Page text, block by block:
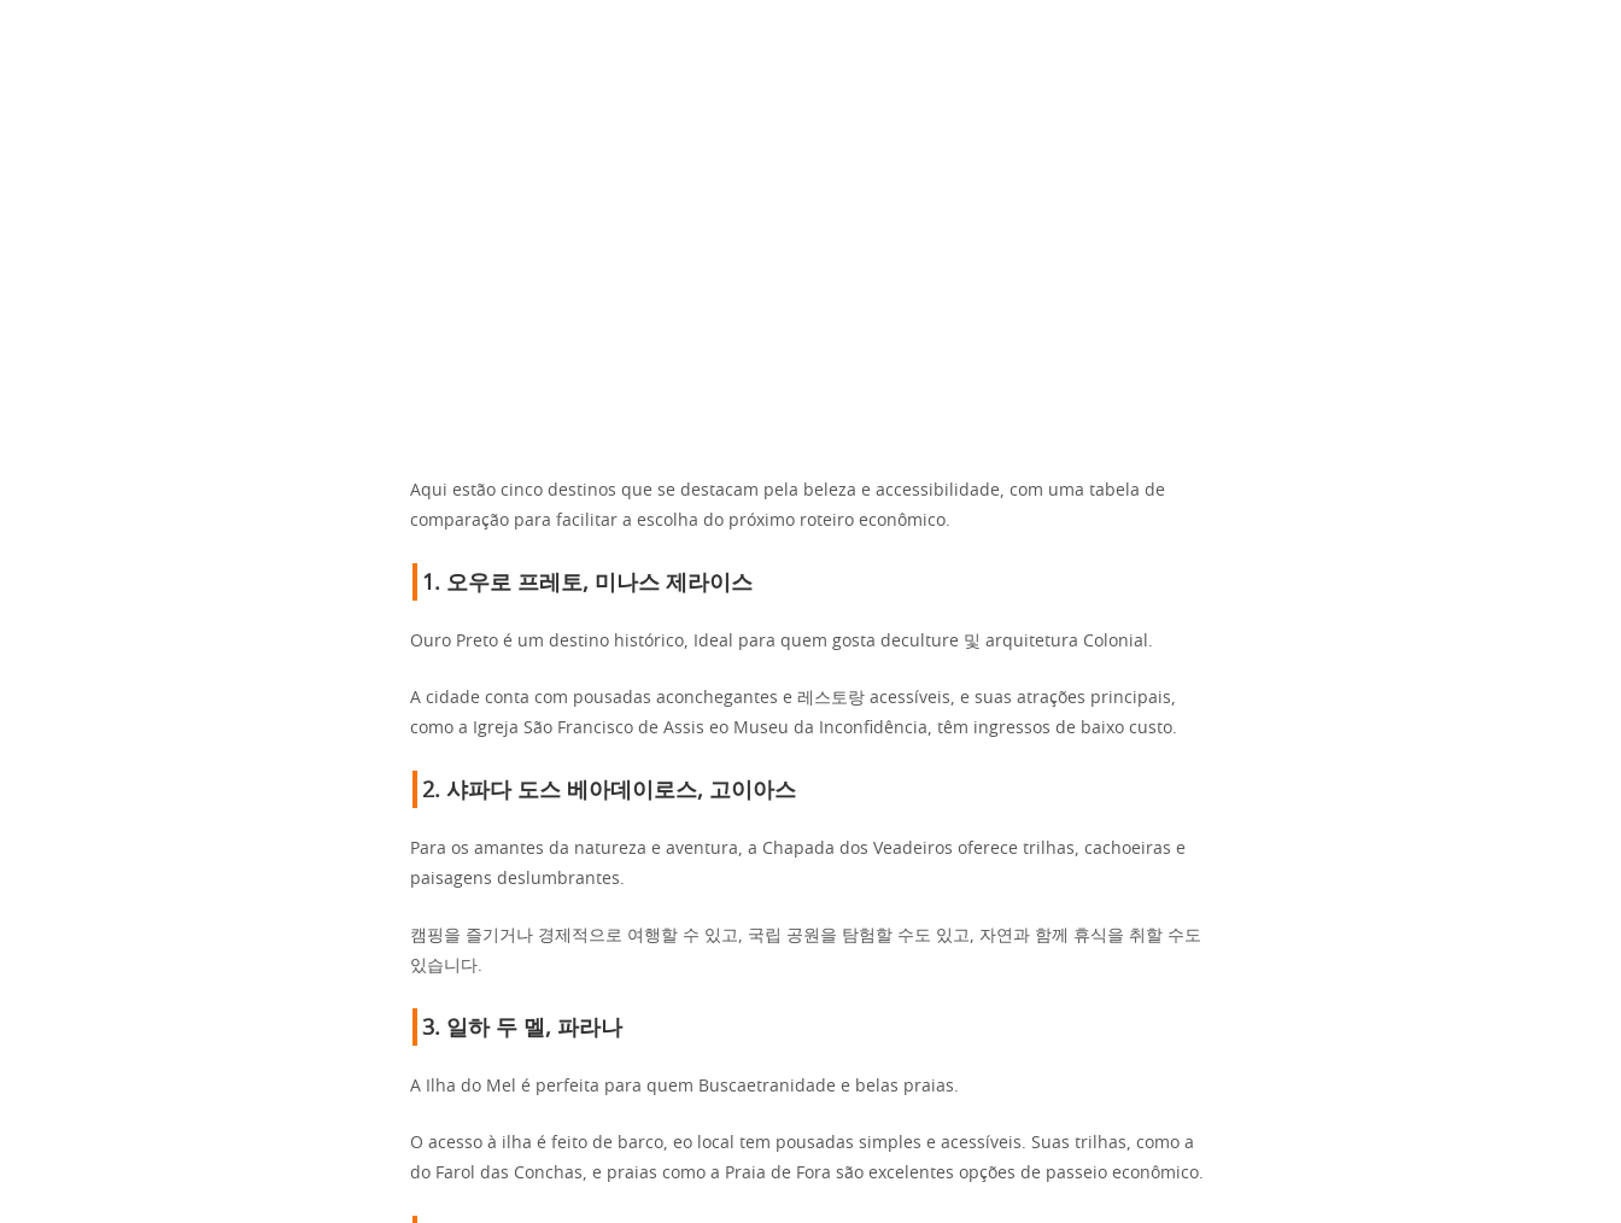
Aqui estão cinco destinos que se destacam pela beleza e accessibilidade, com uma tabela de
comparação para facilitar a escolha do próximo roteiro econômico.
1. 오우로 프레토, 미나스 제라이스
Ouro Preto é um destino histórico, Ideal para quem gosta deculture 및 arquitetura Colonial.
A cidade conta com pousadas aconchegantes e 레스토랑 acessíveis, e suas atrações principais,
como a Igreja São Francisco de Assis eo Museu da Inconfidência, têm ingressos de baixo custo.
2. 샤파다 도스 베아데이로스, 고이아스
Para os amantes da natureza e aventura, a Chapada dos Veadeiros oferece trilhas, cachoeiras e
paisagens deslumbrantes.
캠핑을 즐기거나 경제적으로 여행할 수 있고, 국립 공원을 탐험할 수도 있고, 자연과 함께 휴식을 취할 수도
있습니다.
3. 일하 두 멜, 파라나
A Ilha do Mel é perfeita para quem Buscaetranidade e belas praias.
O acesso à ilha é feito de barco, eo local tem pousadas simples e acessíveis. Suas trilhas, como a
do Farol das Conchas, e praias como a Praia de Fora são excelentes opções de passeio econômico.